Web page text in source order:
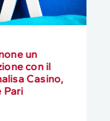
un
con il
Casino,
Pari